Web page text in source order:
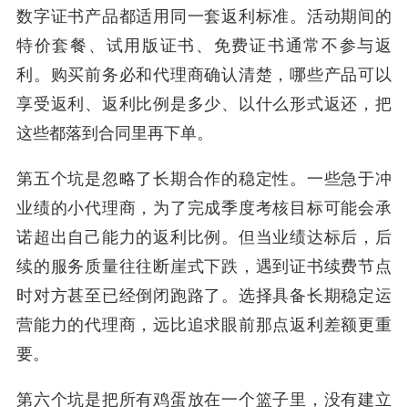
数字证书产品都适用同一套返利标准。活动期间的
特价套餐、试用版证书、免费证书通常不参与返
利。购买前务必和代理商确认清楚，哪些产品可以
享受返利、返利比例是多少、以什么形式返还，把
这些都落到合同里再下单。
第五个坑是忽略了长期合作的稳定性。一些急于冲
业绩的小代理商，为了完成季度考核目标可能会承
诺超出自己能力的返利比例。但当业绩达标后，后
续的服务质量往往断崖式下跌，遇到证书续费节点
时对方甚至已经倒闭跑路了。选择具备长期稳定运
营能力的代理商，远比追求眼前那点返利差额更重
要。
第六个坑是把所有鸡蛋放在一个篮子里，没有建立